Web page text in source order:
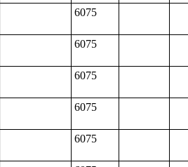
6075
6075
6075
6075
6075